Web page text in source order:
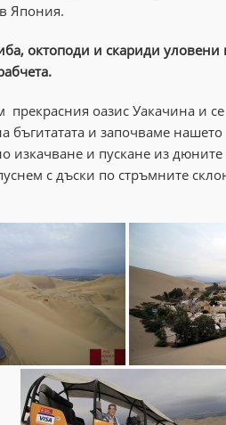
Япония.
октоподи и скариди уловени
прекрасния оазис Уакачина и
бъгитатата и започваме
изкачване и пускане из дюните
с дъски по стръмните